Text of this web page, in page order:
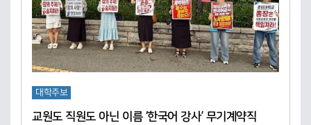
대학주보
교원도 직원도 아닌 이름 ‘한국어 강사’ 무기계약직